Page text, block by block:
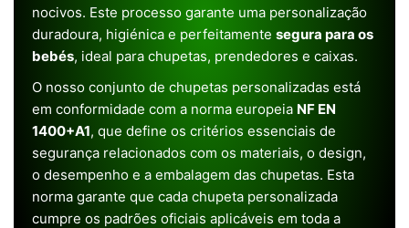
nocivos. Este processo garante uma personalização
duradoura, higiénica e perfeitamente segura para os
bebés, ideal para chupetas, prendedores e caixas.
O nosso conjunto de chupetas personalizadas está
em conformidade com a norma europeia NF EN
1400+A1, que define os critérios essenciais de
segurança relacionados com os materiais, o design,
o desempenho e a embalagem das chupetas. Esta
norma garante que cada chupeta personalizada
cumpre os padrões oficiais aplicáveis em toda a